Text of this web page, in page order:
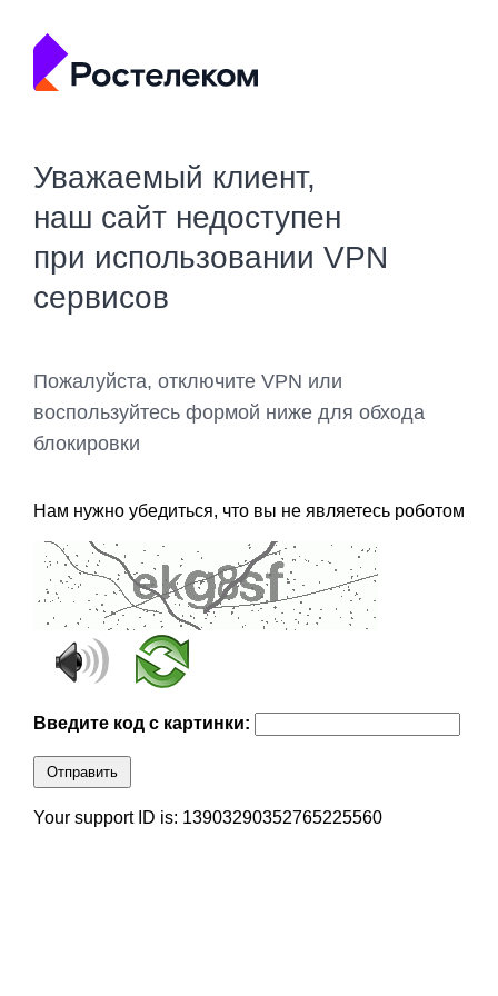
Уважаемый клиент,
наш сайт недоступен
при использовании VPN
сервисов
Пожалуйста, отключите VPN или
воспользуйтесь формой ниже для обхода
блокировки
Нам нужно убедиться, что вы не являетесь роботом
Введите код с картинки:
Отправить
Your support ID is: 13903290352765225560